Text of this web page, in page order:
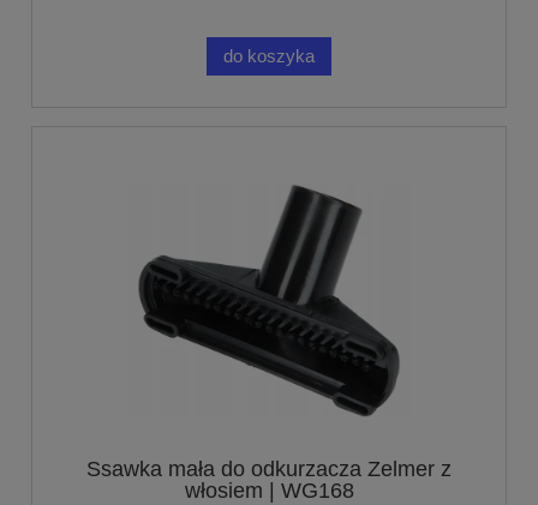
do koszyka
Ssawka mała do odkurzacza Zelmer z
włosiem | WG168